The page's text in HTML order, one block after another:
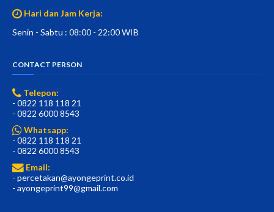
Hari dan Jam Kerja:
Senin - Sabtu : 08:00 - 22:00 WIB
CONTACT PERSON
Telepon:
- 0822 118 118 21
- 0822 6000 8543
Whatsapp:
- 0822 118 118 21
- 0822 6000 8543
Email:
- percetakan@ayongeprint.co.id
- ayongeprint99@gmail.com